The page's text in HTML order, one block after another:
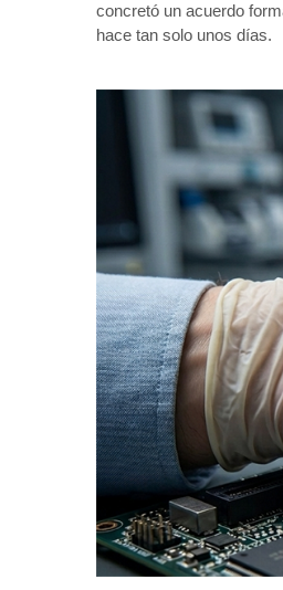
concretó un acuerdo
hace tan solo unos días.